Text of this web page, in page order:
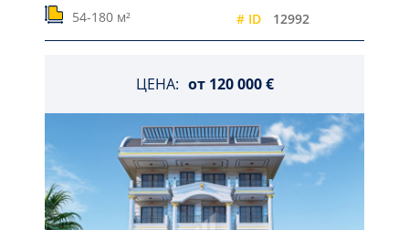
54-180 м²
# ID 12992
ЦЕНА: от 120 000 €